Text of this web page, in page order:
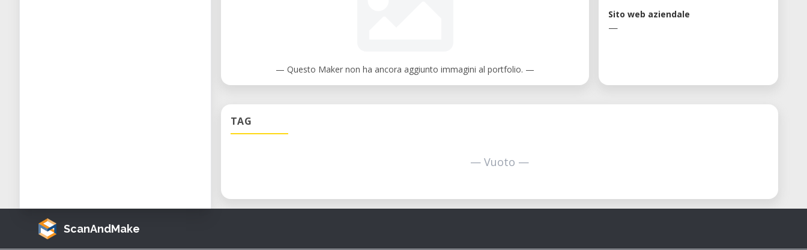
— Questo Maker non ha ancora aggiunto immagini al portfolio. —
Sito web aziendale
—
TAG
— Vuoto —
ScanAndMake